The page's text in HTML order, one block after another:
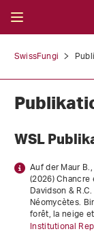
SwissFungi
WSL
Auf der Maur
(2026)Chancre
Davidson &
Néomycètes.
forêt, la neige
Institutional